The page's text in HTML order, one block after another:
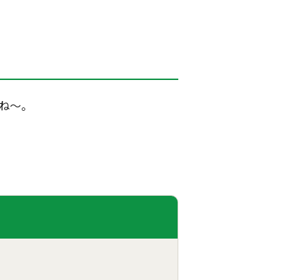
。